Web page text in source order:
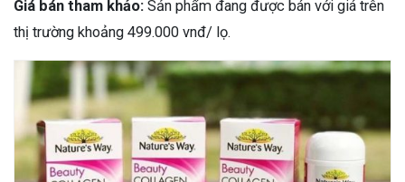
Giá bán tham khảo: Sản phẩm đang được bán với giá trên
thị trường khoảng 499.000 vnđ/ lọ.